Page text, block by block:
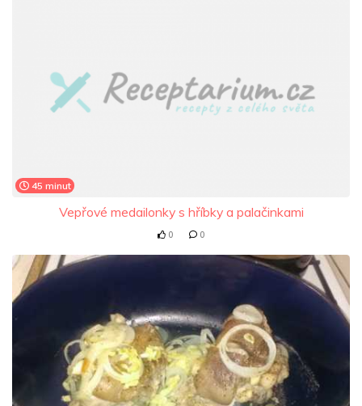
45 minut
Vepřové medailonky s hříbky a palačinkami
0 0